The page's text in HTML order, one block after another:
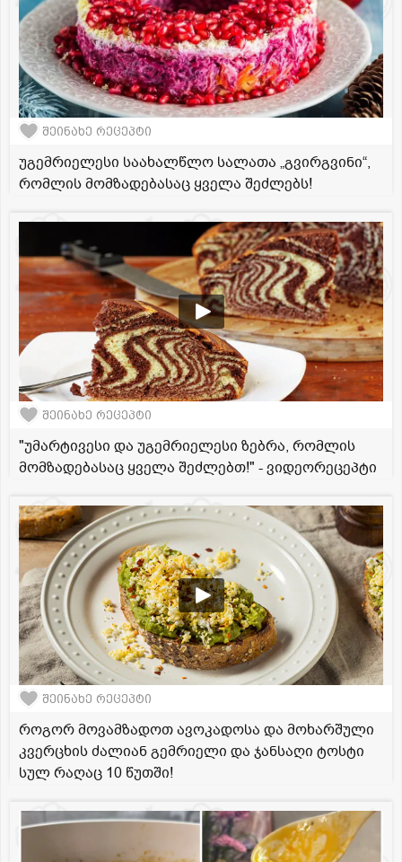
შეინახე რეცეპტი
უგემრიელესი საახალწლო სალათა „გვირგვინი“,
რომლის მომზადებასაც ყველა შეძლებს!
შეინახე რეცეპტი
"უმარტივესი და უგემრიელესი ზებრა, რომლის
მომზადებასაც ყველა შეძლებთ!" - ვიდეორეცეპტი
შეინახე რეცეპტი
როგორ მოვამზადოთ ავოკადოსა და მოხარშული
კვერცხის ძალიან გემრიელი და ჯანსაღი ტოსტი
სულ რაღაც 10 წუთში!